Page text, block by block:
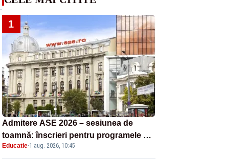
1
Admitere ASE 2026 – sesiunea de
toamnă: înscrieri pentru programele de
licență, masterat și doctorat
Educatie·1 aug. 2026, 10:45